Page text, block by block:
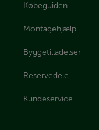
Købeguiden
Montagehjælp
Byggetilladelser
Reservedele
Kundeservice